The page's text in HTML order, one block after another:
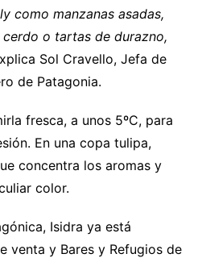
como manzanas asadas,
o tartas de durazno,
Sol Cravello, Jefa de
de Patagonia.
fresca, a unos 5ºC, para
En una copa tulipa,
concentra los aromas y
color.
Isidra ya está
venta y Bares y Refugios de